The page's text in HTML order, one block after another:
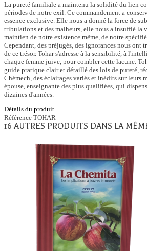
La pureté familiale a maintenu la solidité du lien
périodes de notre exil. Ce commandement a
essence exclusive. Elle nous a donné la force de
tribulations et des malheurs, elle nous a insufflé la
maintien de notre existence même, de notre
Cependant, des préjugés, des ignorances nous ont
de ce trésor. Tohar s'adresse à la sensibilité, à
chaque femme juive, pour combler cette lacune.
guide pratique clair et détaillé des lois de pureté,
Chémech, des éclairages variés et inédits sur leurs
épouse, enseignante des plus qualifiées, qui
dizaines d'années.
Détails du produit
Référence TOHAR
16 AUTRES PRODUITS DANS LA